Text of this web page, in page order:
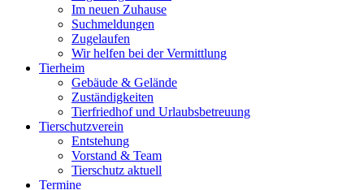
Im neuen Zuhause
Suchmeldungen
Zugelaufen
Wir helfen bei der Vermittlung
Tierheim
Gebäude & Gelände
Zuständigkeiten
Tierfriedhof und Urlaubsbetreuung
Tierschutzverein
Entstehung
Vorstand & Team
Tierschutz aktuell
Termine